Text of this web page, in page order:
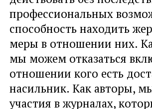
профессиональных
способность находить
меры в отношении них.
мы можем отказаться
отношении кого есть
насильник. Как авторы,
участия в журналах,